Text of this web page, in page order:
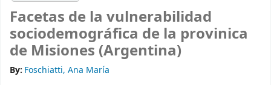
Facetas de la vulnerabilidad
sociodemográfica de la provinica
de Misiones (Argentina)
By: Foschiatti, Ana María